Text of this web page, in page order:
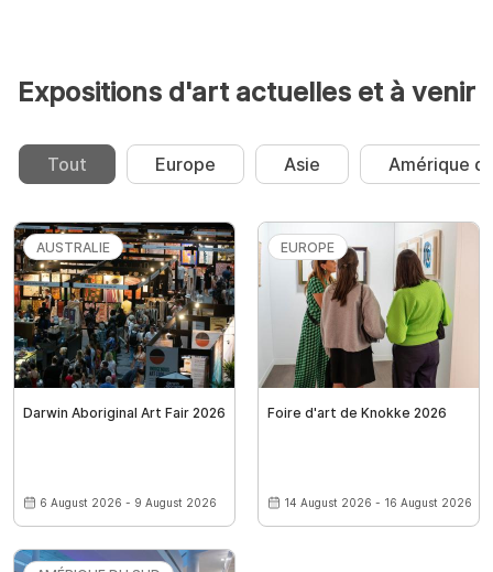
Expositions d'art actuelles et à venir
Tout Europe Asie Amérique
AUSTRALIE
Darwin Aboriginal Art Fair 2026
6 August 2026 - 9 August 2026
EUROPE
Foire d'art de Knokke 2026
14 August 2026 - 16 August 2026